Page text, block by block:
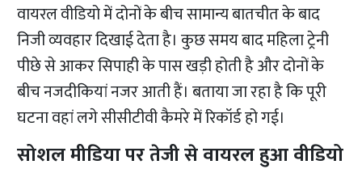
वायरल वीडियो में दोनों के बीच सामान्य बातचीत के बाद
निजी व्यवहार दिखाई देता है। कुछ समय बाद महिला ट्रेनी
पीछे से आकर सिपाही के पास खड़ी होती है और दोनों के
बीच नजदीकियां नजर आती हैं। बताया जा रहा है कि पूरी
घटना वहां लगे सीसीटीवी कैमरे में रिकॉर्ड हो गई।
सोशल मीडिया पर तेजी से वायरल हुआ वीडियो